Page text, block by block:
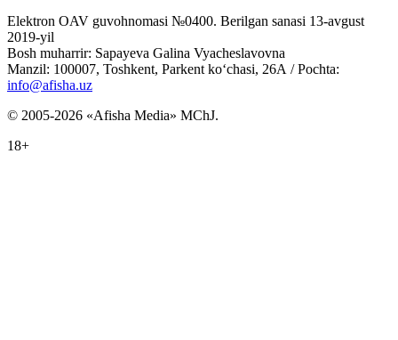
Elektron OAV guvohnomasi №0400. Berilgan sanasi 13-avgust
2019-yil
Bosh muharrir: Sapayeva Galina Vyacheslavovna
Manzil: 100007, Toshkent, Parkent ko‘chasi, 26А / Pochta:
info@afisha.uz
© 2005-2026 «Afisha Media» MChJ.
18+